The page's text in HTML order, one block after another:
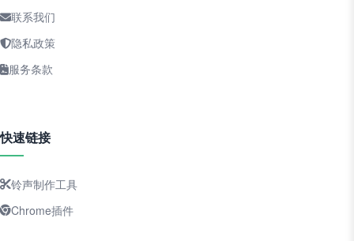
联系我们
隐私政策
服务条款
快速链接
铃声制作工具
Chrome插件